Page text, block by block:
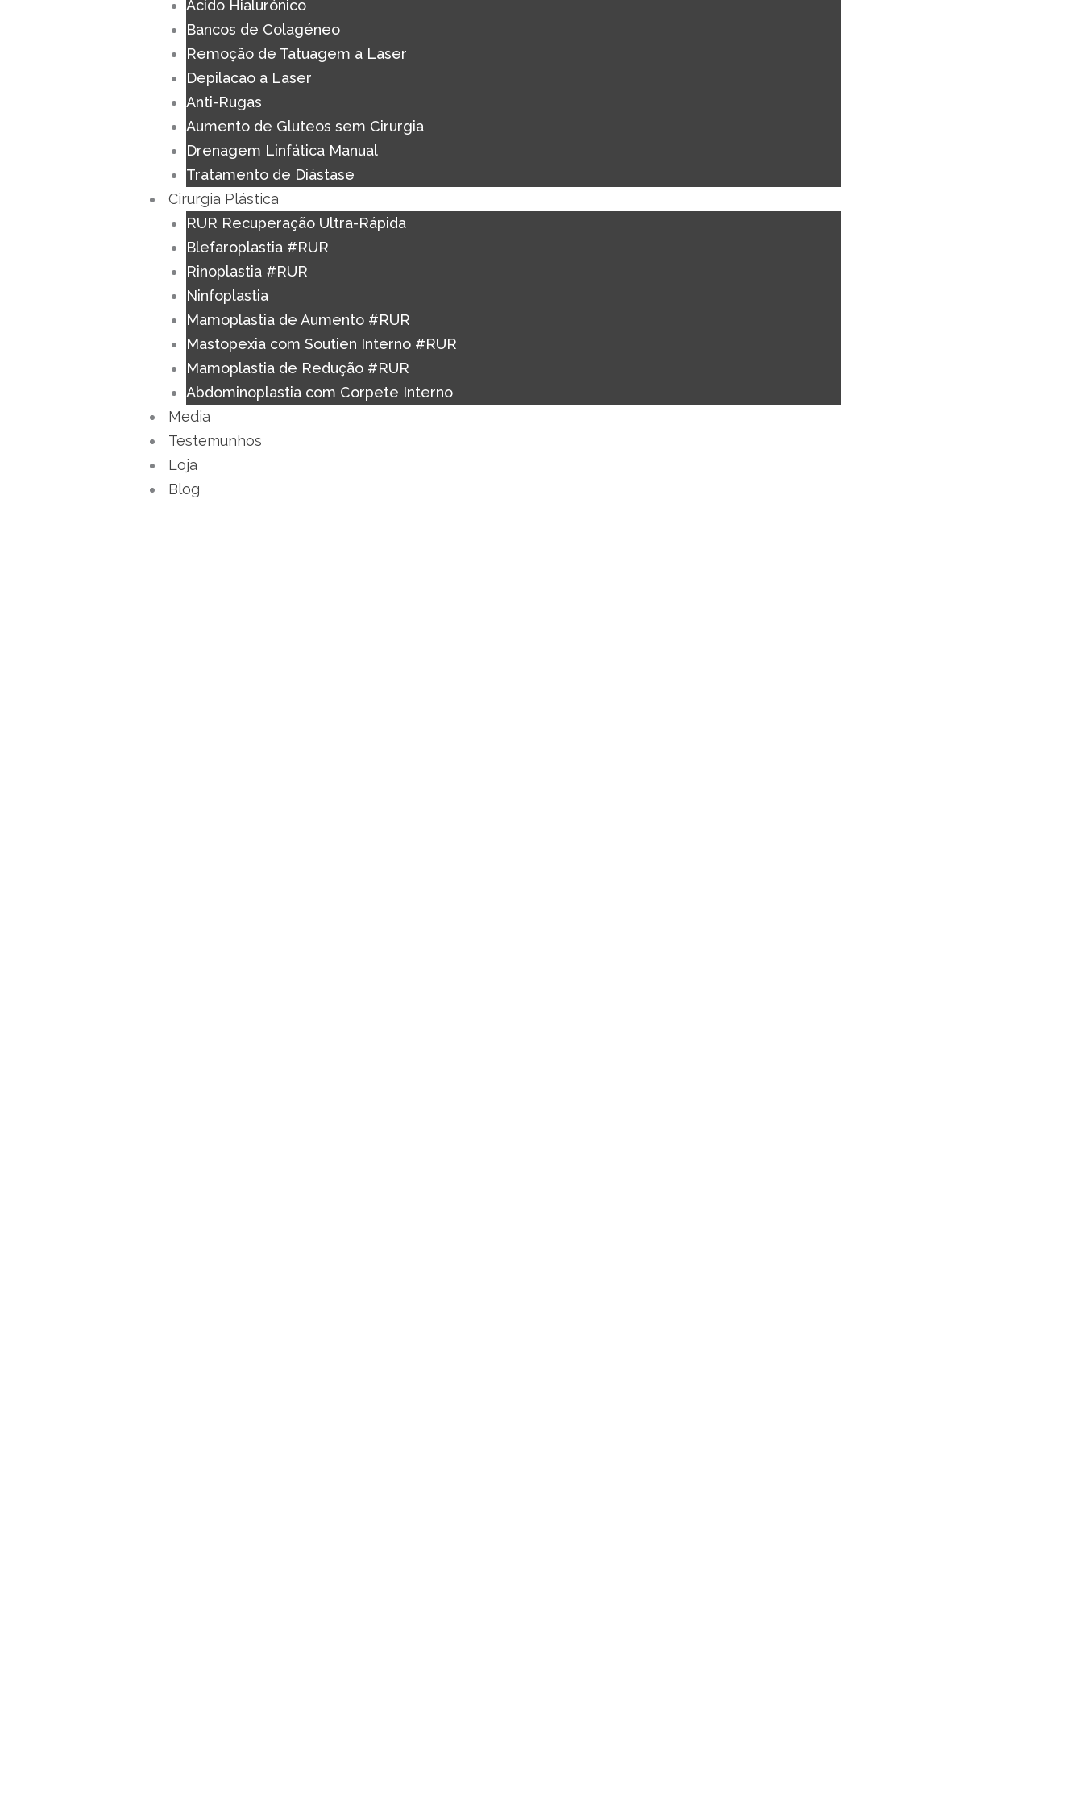
Acido Hialurónico
Bancos de Colagéneo
Remoção de Tatuagem a Laser
Depilacao a Laser
Anti-Rugas
Aumento de Gluteos sem Cirurgia
Drenagem Linfática Manual
Tratamento de Diástase
Cirurgia Plástica
RUR Recuperação Ultra-Rápida
Blefaroplastia #RUR
Rinoplastia #RUR
Ninfoplastia
Mamoplastia de Aumento #RUR
Mastopexia com Soutien Interno #RUR
Mamoplastia de Redução #RUR
Abdominoplastia com Corpete Interno
Media
Testemunhos
Loja
Blog